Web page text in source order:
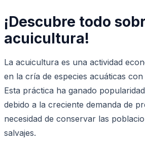
¡Descubre todo
acuicultura!
La acuicultura es una actividad
en la cría de especies acuáticas
Esta práctica ha ganado
debido a la creciente demanda de
necesidad de conservar las
salvajes.